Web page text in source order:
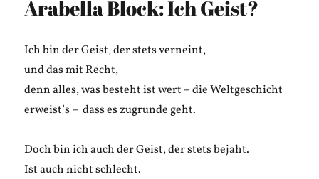
Arabella Block: Ich Geist?
Ich bin der Geist, der stets verneint,
und das mit Recht,
denn alles, was besteht ist wert – die Weltgeschicht
erweist’s – dass es zugrunde geht.
Doch bin ich auch der Geist, der stets bejaht.
Ist auch nicht schlecht.